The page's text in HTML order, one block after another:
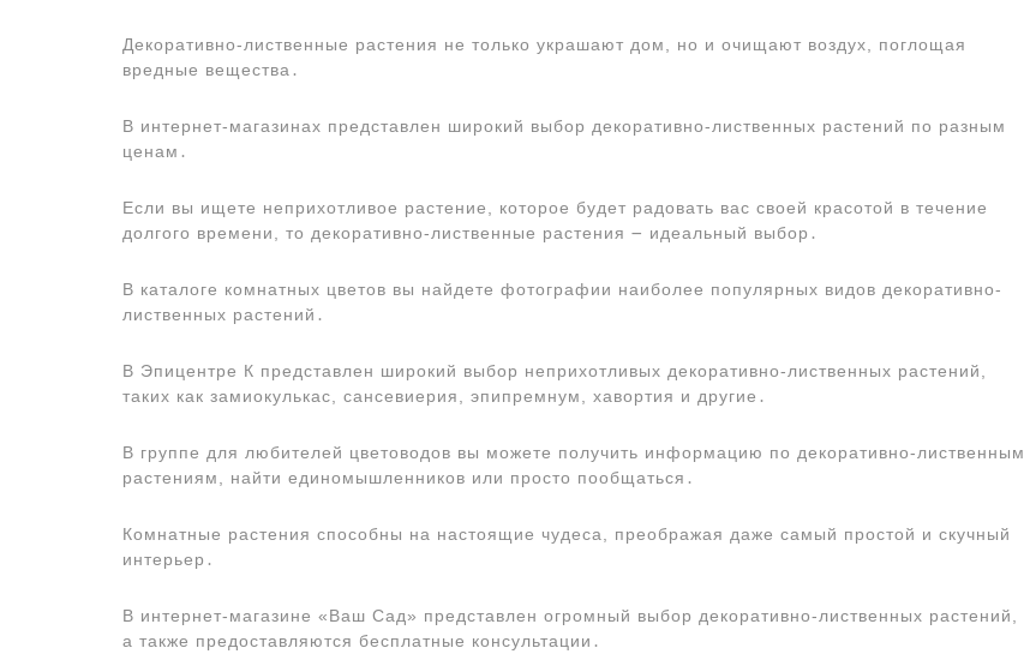
Декоративно-лиственные растения не только украшают дом, но и очищают воздух, поглощая
вредные вещества․
В интернет-магазинах представлен широкий выбор декоративно-лиственных растений по разным
ценам․
Если вы ищете неприхотливое растение, которое будет радовать вас своей красотой в течение
долгого времени, то декоративно-лиственные растения ౼ идеальный выбор․
В каталоге комнатных цветов вы найдете фотографии наиболее популярных видов декоративно-
лиственных растений․
В Эпицентре К представлен широкий выбор неприхотливых декоративно-лиственных растений,
таких как замиокулькас, сансевиерия, эпипремнум, хавортия и другие․
В группе для любителей цветоводов вы можете получить информацию по декоративно-лиственным
растениям, найти единомышленников или просто пообщаться․
Комнатные растения способны на настоящие чудеса, преображая даже самый простой и скучный
интерьер․
В интернет-магазине «Ваш Сад» представлен огромный выбор декоративно-лиственных растений,
а также предоставляются бесплатные консультации․